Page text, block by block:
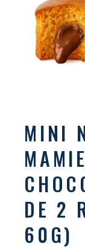
MINI
DE 2
60G)